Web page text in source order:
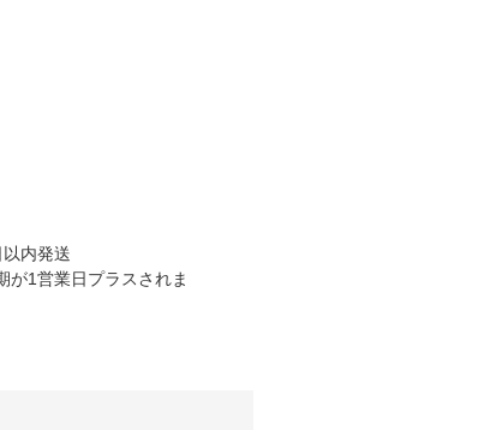
以内発送
が1営業日プラスされま